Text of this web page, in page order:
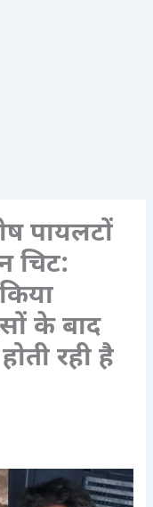
पायलटों
चिट:
के बाद
रही है